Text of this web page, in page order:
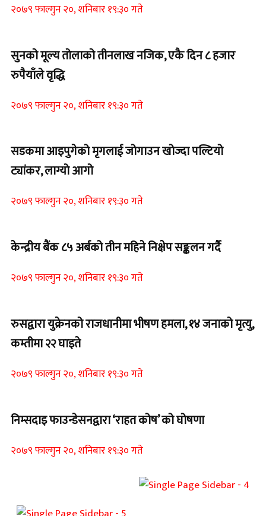
२०७९ फाल्गुन २०, शनिबार १९:३० गते
सुनको मूल्य तोलाको तीनलाख नजिक, एकै दिन ८ हजार
रुपैयाँले वृद्धि
२०७९ फाल्गुन २०, शनिबार १९:३० गते
सडकमा आइपुगेको मृगलाई जोगाउन खोज्दा पल्टियो
ट्यांकर, लाग्यो आगो
२०७९ फाल्गुन २०, शनिबार १९:३० गते
केन्द्रीय बैंक ८५ अर्बको तीन महिने निक्षेप सङ्कलन गर्दै
२०७९ फाल्गुन २०, शनिबार १९:३० गते
रुसद्वारा युक्रेनको राजधानीमा भीषण हमला, १४ जनाको मृत्यु,
कम्तीमा २२ घाइते
२०७९ फाल्गुन २०, शनिबार १९:३० गते
निम्सदाइ फाउन्डेसनद्वारा ‘राहत कोष’ को घोषणा
२०७९ फाल्गुन २०, शनिबार १९:३० गते